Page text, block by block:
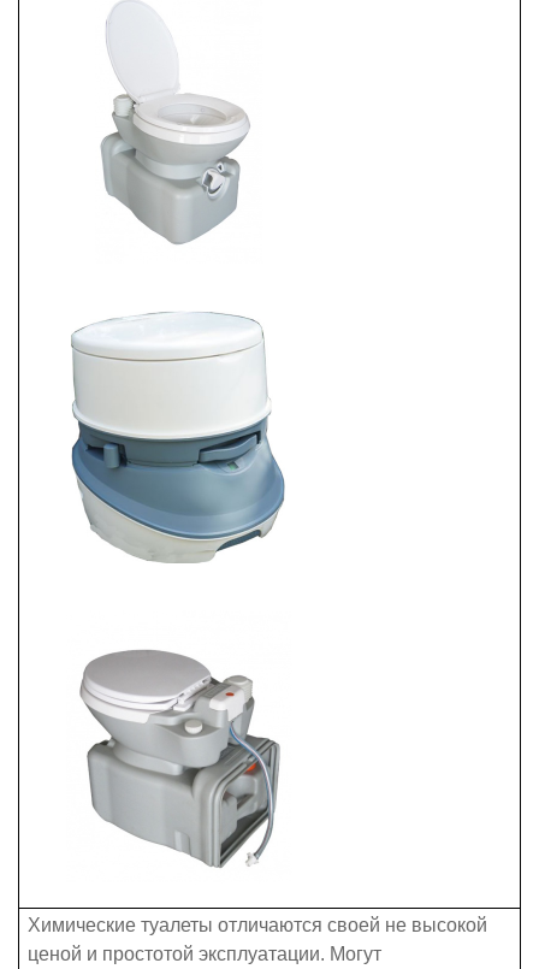
Химические туалеты отличаются своей не высокой
ценой и простотой эксплуатации. Могут